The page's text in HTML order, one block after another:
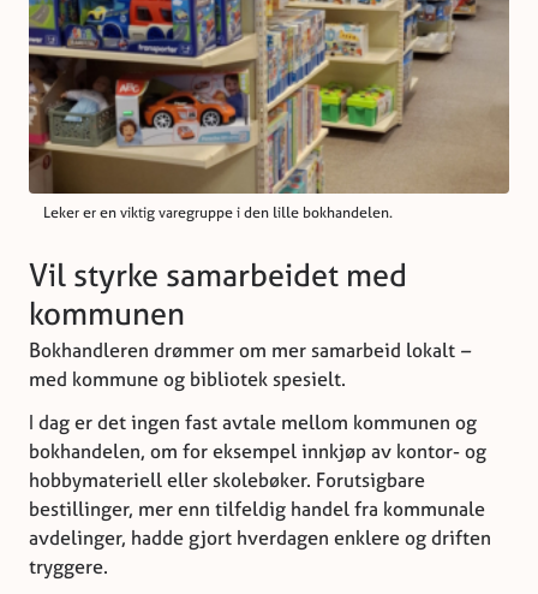
Leker er en viktig varegruppe i den lille bokhandelen.
Vil styrke samarbeidet med
kommunen
Bokhandleren drømmer om mer samarbeid lokalt –
med kommune og bibliotek spesielt.
I dag er det ingen fast avtale mellom kommunen og
bokhandelen, om for eksempel innkjøp av kontor- og
hobbymateriell eller skolebøker. Forutsigbare
bestillinger, mer enn tilfeldig handel fra kommunale
avdelinger, hadde gjort hverdagen enklere og driften
tryggere.